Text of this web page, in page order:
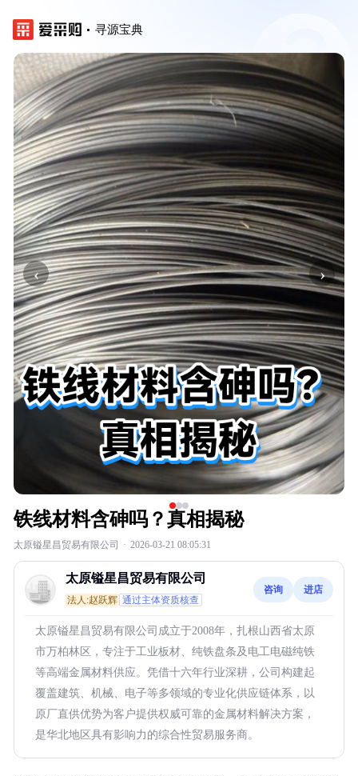
寻源宝典
‹ ›
铁线材料含砷吗？真相揭秘
太原镒星昌贸易有限公司 · 2026-03-21 08:05:31
太原镒星昌贸易有限公司
法人:赵跃辉 通过主体资质核查
咨询 进店
太原镒星昌贸易有限公司成立于2008年，扎根山西省太原
市万柏林区，专注于工业板材、纯铁盘条及电工电磁纯铁
等高端金属材料供应。凭借十六年行业深耕，公司构建起
覆盖建筑、机械、电子等多领域的专业化供应链体系，以
原厂直供优势为客户提供权威可靠的金属材料解决方案，
是华北地区具有影响力的综合性贸易服务商。